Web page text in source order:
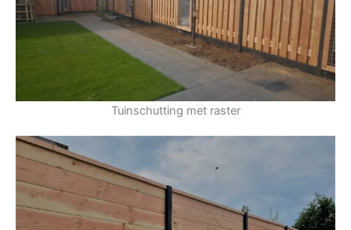
Tuinschutting met raster